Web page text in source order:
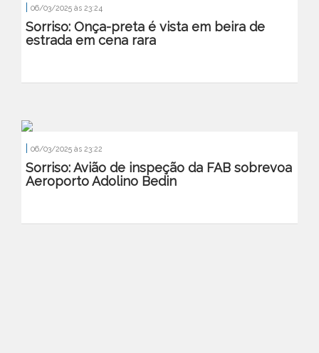
| 06/03/2025 às 23:24
Sorriso: Onça-preta é vista em beira de
estrada em cena rara
| 06/03/2025 às 23:22
Sorriso: Avião de inspeção da FAB sobrevoa
Aeroporto Adolino Bedin